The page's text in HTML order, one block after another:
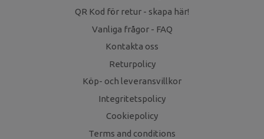
QR Kod för retur - skapa här!
Vanliga frågor - FAQ
Kontakta oss
Returpolicy
Köp- och leveransvillkor
Integritetspolicy
Cookiepolicy
Terms and conditions